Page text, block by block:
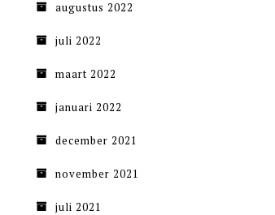
augustus 2022
juli 2022
maart 2022
januari 2022
december 2021
november 2021
juli 2021